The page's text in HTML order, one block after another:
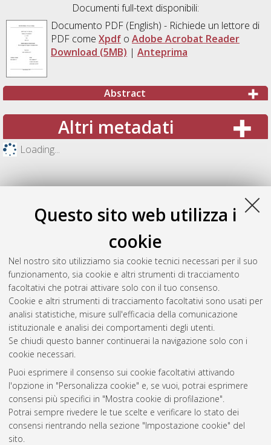
Questo sito web utilizza i
cookie
Nel nostro sito utilizziamo sia cookie tecnici necessari per il suo
funzionamento, sia cookie e altri strumenti di tracciamento
facoltativi che potrai attivare solo con il tuo consenso.
Cookie e altri strumenti di tracciamento facoltativi sono usati per
analisi statistiche, misure sull'efficacia della comunicazione
istituzionale e analisi dei comportamenti degli utenti.
Se chiudi questo banner continuerai la navigazione solo con i
cookie necessari.
Puoi esprimere il consenso sui cookie facoltativi attivando
l'opzione in "Personalizza cookie" e, se vuoi, potrai esprimere
consensi più specifici in "Mostra cookie di profilazione".
Potrai sempre rivedere le tue scelte e verificare lo stato dei
consensi rientrando nella sezione "Impostazione cookie" del
sito.
Documenti full-text disponibili:
Documento PDF(English) - Richiede un lettore di
PDF come Xpdfo Adobe Acrobat Reader
Download (5MB) | Anteprima
Abstract
Altri metadati
Loading...
Gestione del documento:
Atom
Rss 1.0
Rss 2.0